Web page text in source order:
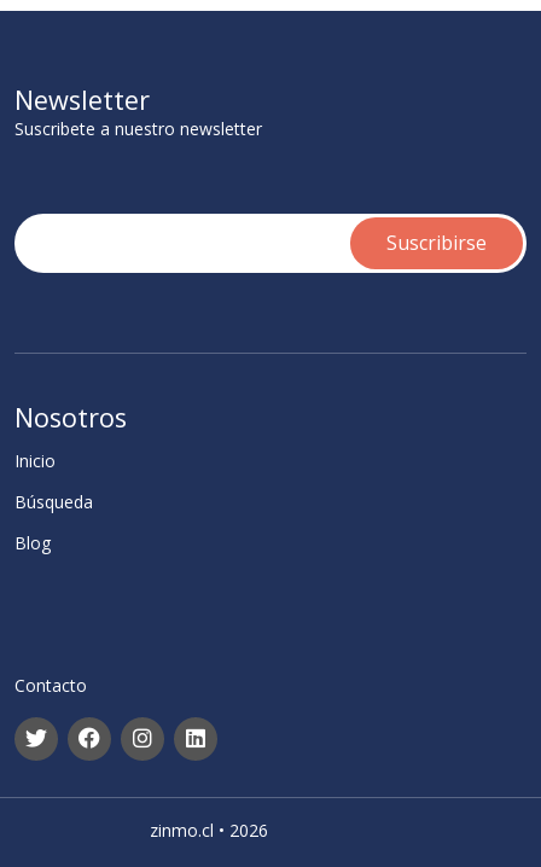
Newsletter
Suscribete a nuestro newsletter
Nosotros
Inicio
Búsqueda
Blog
Contacto
zinmo.cl • 2026